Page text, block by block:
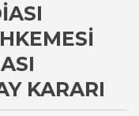
KARARI